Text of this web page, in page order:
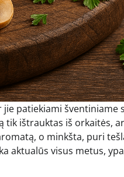
jie patiekiami šventiniame
tik ištrauktas iš orkaitės,
o minkšta, puri
aktualūs visus metus,